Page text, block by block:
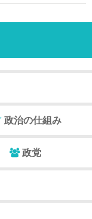
政治の仕組み
政党